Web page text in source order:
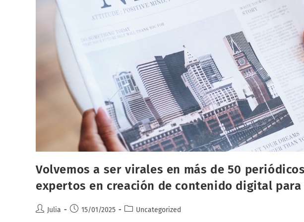
Volvemos a ser virales en más de 50
expertos en creación de contenido digital
AutorJulia
Publicación
15/01/2025
Categoría
Uncategorized